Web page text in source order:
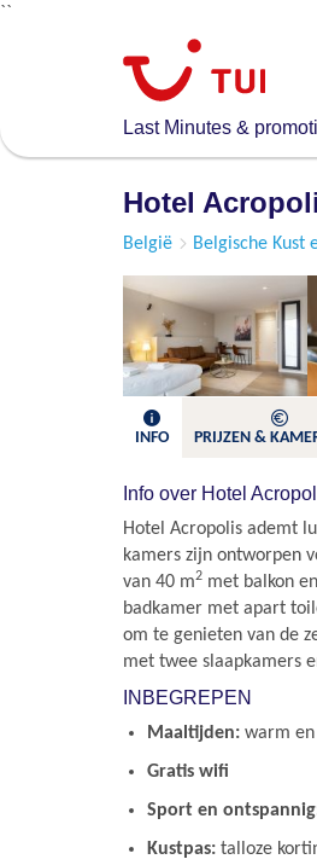
``
algemene
Last Minutes &
Hotel
België Belgische Kust
INFO PRIJZEN &
Info over Hotel
Hotel Acropolis ademt
kamers zijn ontworpen
van 40 m2 met balkon
badkamer met apart
om te genieten van de
met twee slaapkamers
INBEGREPEN
Maaltijden: warm
Gratis wifi
Sport en
Kustpas: talloze